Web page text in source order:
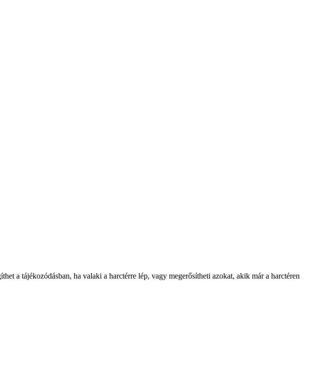
a tájékozódásban, ha valaki a harctérre lép, vagy megerősítheti azokat, akik már a harctéren